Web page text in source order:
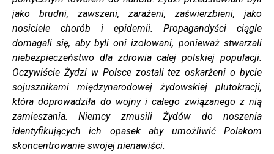
jako brudni, zawszeni, zarażeni, zaświerzbieni, jako
nosiciele chorób i epidemii. Propagandyści ciągle
domagali się, aby byli oni izolowani, ponieważ stwarzali
niebezpieczeństwo dla zdrowia całej polskiej populacji.
Oczywiście Żydzi w Polsce zostali tez oskarżeni o bycie
sojusznikami międzynarodowej żydowskiej plutokracji,
która doprowadziła do wojny i całego związanego z nią
zamieszania. Niemcy zmusili Żydów do noszenia
identyfikujących ich opasek aby umożliwić Polakom
skoncentrowanie swojej nienawiści.